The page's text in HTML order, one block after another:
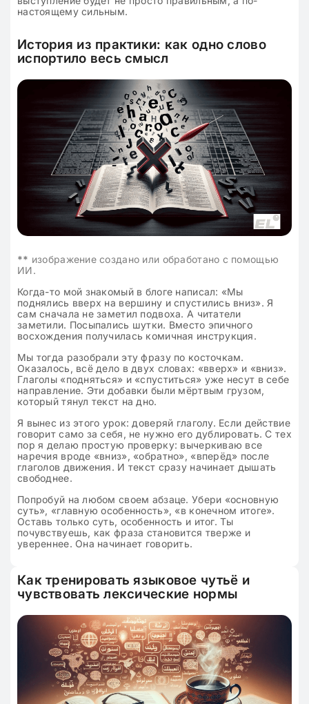
настоящему сильным.
История из практики: как одно слово
испортило весь смысл
** изображение создано или обработано с помощью
ИИ.
Когда-то мой знакомый в блоге написал: «Мы
поднялись вверх на вершину и спустились вниз». Я
сам сначала не заметил подвоха. А читатели
заметили. Посыпались шутки. Вместо эпичного
восхождения получилась комичная инструкция.
Мы тогда разобрали эту фразу по косточкам.
Оказалось, всё дело в двух словах: «вверх» и «вниз».
Глаголы «подняться» и «спуститься» уже несут в себе
направление. Эти добавки были мёртвым грузом,
который тянул текст на дно.
Я вынес из этого урок: доверяй глаголу. Если действие
говорит само за себя, не нужно его дублировать. С тех
пор я делаю простую проверку: вычеркиваю все
наречия вроде «вниз», «обратно», «вперёд» после
глаголов движения. И текст сразу начинает дышать
свободнее.
Попробуй на любом своем абзаце. Убери «основную
суть», «главную особенность», «в конечном итоге».
Оставь только суть, особенность и итог. Ты
почувствуешь, как фраза становится тверже и
увереннее. Она начинает говорить.
Как тренировать языковое чутьё и
чувствовать лексические нормы